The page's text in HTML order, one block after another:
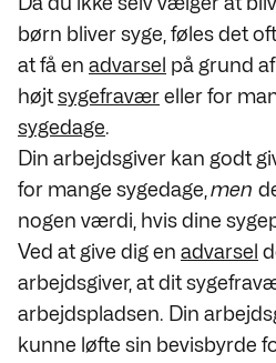
børn bliver syge, føles det
at få en advarsel på grund
højtsygefraværeller for
sygedage.
Din arbejdsgiver kan godt
for mange sygedage,men
nogen værdi, hvis dine
Ved at give dig en advarsel
arbejdsgiver, at dit
arbejdspladsen. Din
kunne løfte sin bevisbyrde